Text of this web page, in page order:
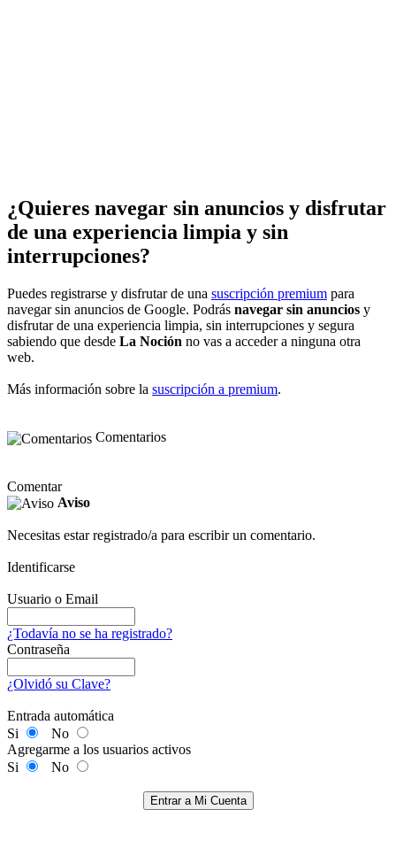
¿Quieres navegar sin anuncios y disfrutar
de una experiencia limpia y sin
interrupciones?
Puedes registrarse y disfrutar de una suscripción premium para
navegar sin anuncios de Google. Podrás navegar sin anuncios y
disfrutar de una experiencia limpia, sin interrupciones y segura
sabiendo que desde La Noción no vas a acceder a ninguna otra
web.
Más información sobre la suscripción a premium.
Comentarios
Comentar
Aviso
Necesitas estar registrado/a para escribir un comentario.
Identificarse
Usuario o Email
¿Todavía no se ha registrado?
Contraseña
¿Olvidó su Clave?
Entrada automática
Si
No
Agregarme a los usuarios activos
Si
No
Entrar a Mi Cuenta